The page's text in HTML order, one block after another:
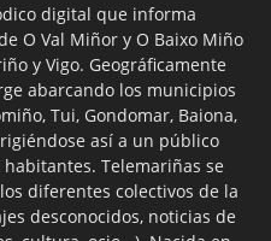
digital que informa
O Val Miñor y O Baixo Miño
y Vigo. Geográficamente
abarcando los municipios
Tui, Gondomar, Baiona,
así a un público
Telemariñas se
diferentes colectivos de la
desconocidos, noticias de